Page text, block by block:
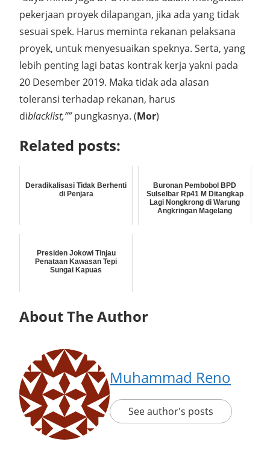
pekerjaan proyek dilapangan, jika ada yang tidak
sesuai spek. Harus meminta rekanan pelaksana
proyek, untuk menyesuaikan speknya. Serta, yang
lebih penting lagi batas kontrak kerja yakni pada
20 Desember 2019. Maka tidak ada alasan
toleransi terhadap rekanan, harus
diblacklist,””pungkasnya. (Mor)
Related posts:
Deradikalisasi Tidak Berhenti
di Penjara
Buronan Pembobol BPD
Sulselbar Rp41 M Ditangkap
Lagi Nongkrong di Warung
Angkringan Magelang
Presiden Jokowi Tinjau
Penataan Kawasan Tepi
Sungai Kapuas
About The Author
Muhammad Reno
See author's posts